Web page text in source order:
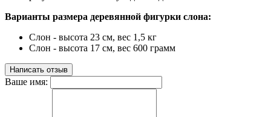
Варианты размера деревянной фигурки слона:
Слон - высота 23 см, вес 1,5 кг
Слон - высота 17 см, вес 600 грамм
Написать отзыв
Ваше имя: